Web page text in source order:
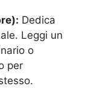
Dedica
Leggi un
o
per